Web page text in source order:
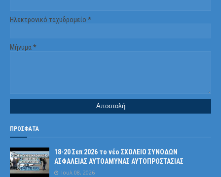
Ηλεκτρονικό ταχυδρομείο *
Μήνυμα*
ΠΡΟΣΦΑΤΑ
18-20 Σεπ 2026 το νέο ΣΧΟΛΕΙΟ ΣΥΝΟΔΩΝ
ΑΣΦΑΛΕΙΑΣ ΑΥΤΟΑΜΥΝΑΣ ΑΥΤΟΠΡΟΣΤΑΣΙΑΣ
Ιουλ 08, 2026